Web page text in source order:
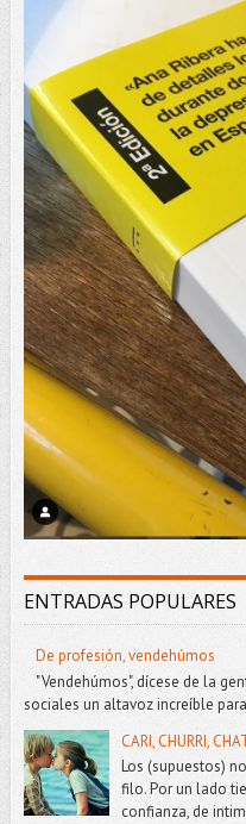
ENTRADAS POPULARES
De profesión, vendehúmos
"Vendehúmos", dícese de la
sociales un altavoz increíble
CARI, CHURRI,
Los (supuestos)
filo. Por un lado
confianza, de